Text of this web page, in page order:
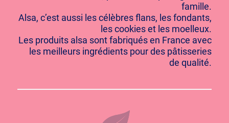
famille.
Alsa, c’est aussi les célèbres flans, les fondants,
les cookies et les moelleux.
Les produits alsa sont fabriqués en France avec
les meilleurs ingrédients pour des pâtisseries
de qualité.